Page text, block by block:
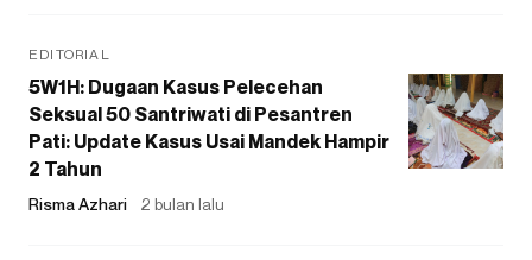
EDITORIAL
5W1H: Dugaan Kasus Pelecehan
Seksual 50 Santriwati di Pesantren
Pati: Update Kasus Usai Mandek Hampir
2 Tahun
Risma Azhari 2 bulan lalu